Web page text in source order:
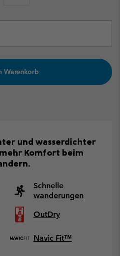
Warenkorb
und wasserdichter
Komfort beim
Schnelle
wanderungen
OutDry
Navic Fit™